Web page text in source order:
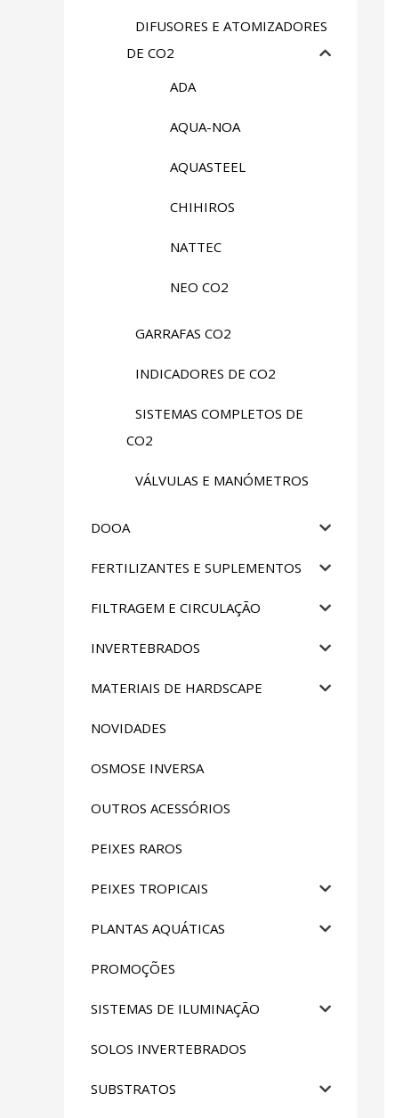
DIFUSORES E ATOMIZADORES
DE CO2
ADA
AQUA-NOA
AQUASTEEL
CHIHIROS
NATTEC
NEO CO2
GARRAFAS CO2
INDICADORES DE CO2
SISTEMAS COMPLETOS DE
CO2
VÁLVULAS E MANÓMETROS
DOOA
FERTILIZANTES E SUPLEMENTOS
FILTRAGEM E CIRCULAÇÃO
INVERTEBRADOS
MATERIAIS DE HARDSCAPE
NOVIDADES
OSMOSE INVERSA
OUTROS ACESSÓRIOS
PEIXES RAROS
PEIXES TROPICAIS
PLANTAS AQUÁTICAS
PROMOÇÕES
SISTEMAS DE ILUMINAÇÃO
SOLOS INVERTEBRADOS
SUBSTRATOS